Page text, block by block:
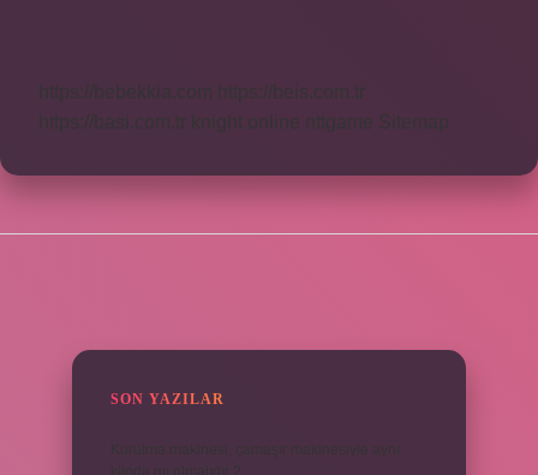
https://bebekkia.com
https://beis.com.tr
https://basi.com.tr
knight online nttgame Sitemap
SON YAZILAR